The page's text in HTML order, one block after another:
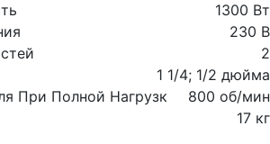
1300 Вт
230 В
2
1 1/4; 1/2 дюйма
При Полной Нагрузк
800 об/мин
17 кг